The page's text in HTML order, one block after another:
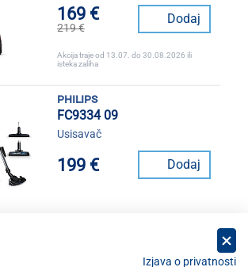
169 €
219 €
Dodaj
Akcija traje od 13.07. do 30.08.2026 ili
isteka zaliha
philips
FC9334 09
Usisavač
199 € Dodaj
Izjava o privatnosti